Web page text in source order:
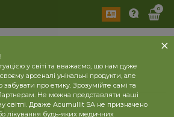
0
у світі та вважаємо, що нам дуже
арсеналі унікальні продукти, але
про етику. Зрозумійте самі та
Не можна представляти наші
світлі. Драже Acumullit SA не призначено
лікування будь-яких медичних